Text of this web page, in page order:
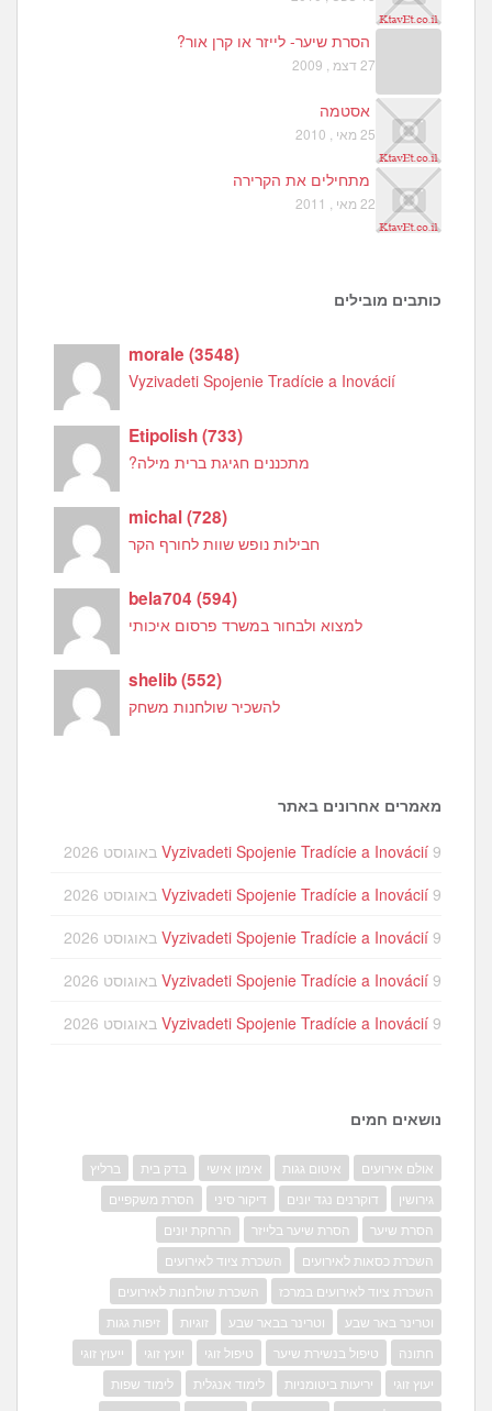
הסרת שיער- לייזר או קרן אור?
27 דצמ , 2009
אסטמה
25 מאי , 2010
מתחילים את הקרירה
22 מאי , 2011
כותבים מובילים
morale(3548)
Vyzivadeti Spojenie Tradície a Inovácií
Etipolish(733)
מתכננים חגיגת ברית מילה?
michal(728)
חבילות נופש שוות לחורף הקר
bela704(594)
למצוא ולבחור במשרד פרסום איכותי
shelib(552)
להשכיר שולחנות משחק
מאמרים אחרונים באתר
Vyzivadeti Spojenie Tradície a Inovácií 9 באוגוסט 2026
Vyzivadeti Spojenie Tradície a Inovácií 9 באוגוסט 2026
Vyzivadeti Spojenie Tradície a Inovácií 9 באוגוסט 2026
Vyzivadeti Spojenie Tradície a Inovácií 9 באוגוסט 2026
Vyzivadeti Spojenie Tradície a Inovácií 9 באוגוסט 2026
נושאים חמים
אולם אירועים איטום גגות אימון אישי בדק בית
ברליץ
גירושין
דוקרנים נגד יונים דיקור סיני
הסרת משקפיים
הסרת שיער
הסרת שיער בלייזר
הרחקת יונים
השכרת כסאות לאירועים
השכרת ציוד לאירועים
השכרת ציוד לאירועים במרכז
השכרת שולחנות לאירועים
וטרינר באר שבע
וטרינר בבאר שבע זוגיות
זיפות גגות
חתונה
טיפול בנשירת שיער טיפול זוגי יועץ זוגי
ייעוץ זוגי
יעוץ זוגי
יריעות ביטומניות לימוד אנגלית
לימוד שפות